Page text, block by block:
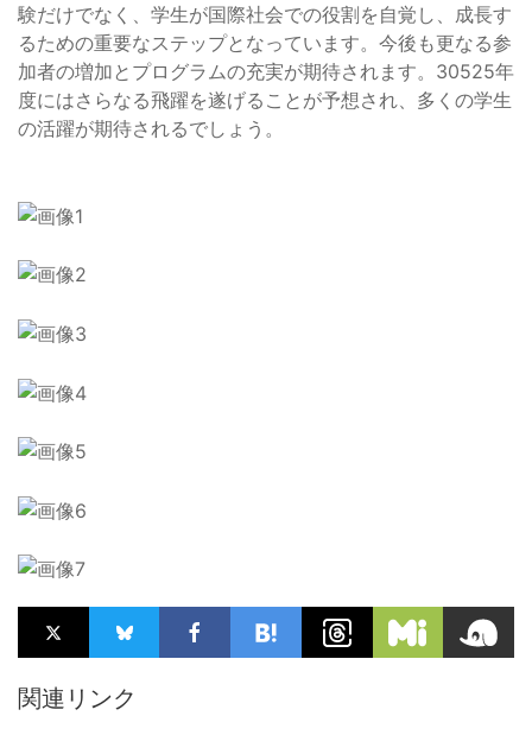
験だけでなく、学生が国際社会での役割を自覚し、成長す
るための重要なステップとなっています。今後も更なる参
加者の増加とプログラムの充実が期待されます。30525年
度にはさらなる飛躍を遂げることが予想され、多くの学生
の活躍が期待されるでしょう。
関連リンク